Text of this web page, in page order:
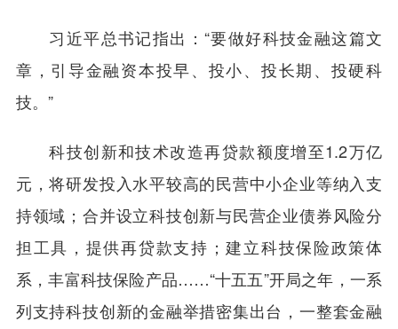
习近平总书记指出：“要做好科技金融这篇文
章，引导金融资本投早、投小、投长期、投硬科
技。”
科技创新和技术改造再贷款额度增至1.2万亿
元，将研发投入水平较高的民营中小企业等纳入支
持领域；合并设立科技创新与民营企业债券风险分
担工具，提供再贷款支持；建立科技保险政策体
系，丰富科技保险产品……“十五五”开局之年，一系
列支持科技创新的金融举措密集出台，一整套金融